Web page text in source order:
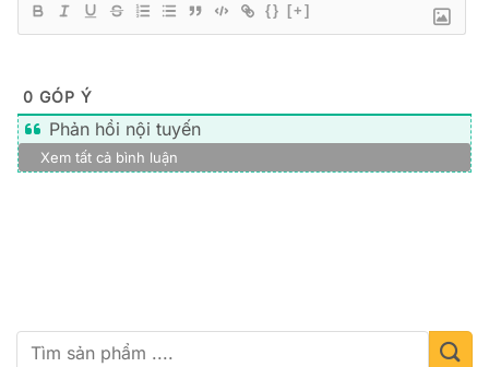
{} [+]
0 GÓP Ý
Phản hồi nội tuyến
Xem tất cả bình luận